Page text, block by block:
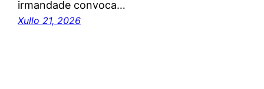
irmandade convoca…
Xullo 21, 2026